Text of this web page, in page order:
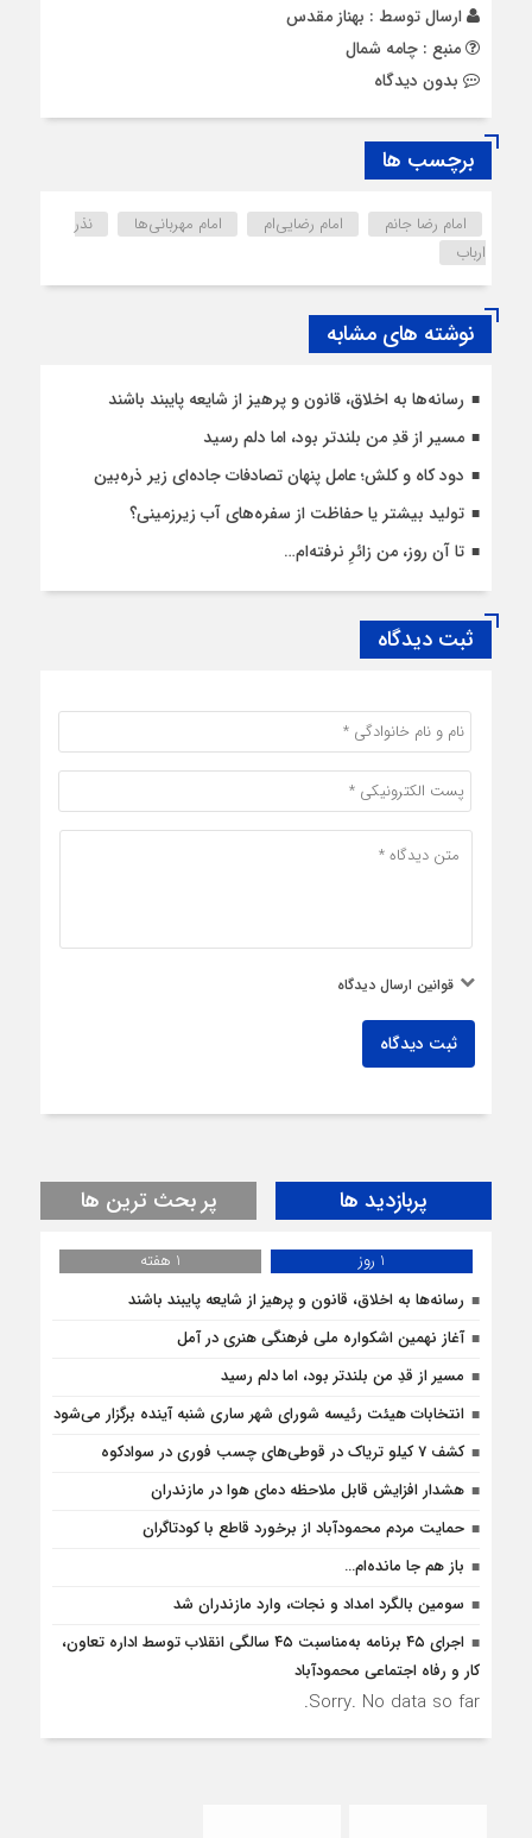
ارسال توسط : بهناز مقدس
منبع : چامه شمال
بدون دیدگاه
برچسب ها
امام رضا جانم امام رضایی‌ام امام مهربانی‌ها
نذر
ارباب
نوشته های مشابه
رسانه‌ها به اخلاق، قانون و پرهیز از شایعه پایبند باشند
مسیر از قدِ من بلندتر بود، اما دلم رسید
دود کاه و کلش؛ عامل پنهان تصادفات جاده‌ای زیر ذره‌بین
تولید بیشتر یا حفاظت از سفره‌های آب زیرزمینی؟
تا آن روز، من زائرِ نرفته‌ام…
ثبت دیدگاه
قوانین ارسال دیدگاه
ثبت دیدگاه
پربازدید ها پر بحث ترین ها
1 روز
1 هفته
رسانه‌ها به اخلاق، قانون و پرهیز از شایعه پایبند باشند
آغاز نهمین اشکواره ملی فرهنگی هنری در آمل
مسیر از قدِ من بلندتر بود، اما دلم رسید
انتخابات هیئت رئیسه شورای شهر ساری شنبه آینده برگزار می‌شود
کشف 7 کیلو تریاک در قوطی‌‌های چسب فوری در سوادکوه
هشدار افزایش قابل ملاحظه دمای هوا در مازندران
حمایت مردم محمودآباد از برخورد قاطع با کودتاگران
باز هم جا مانده‌ام…
سومین بالگرد امداد و نجات، وارد مازندران شد
اجرای ۴۵ برنامه به‌مناسبت ۴۵ سالگی انقلاب توسط اداره تعاون،
کار و رفاه اجتماعی محمودآباد
Sorry. No data so far.